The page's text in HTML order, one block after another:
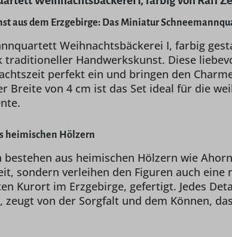
aus dem Erzgebirge: Das Miniatur
Weihnachtsbäckerei I, farbig
traditioneller Handwerkskunst. Diese
perfekt ein und bringen den
Breite von 4 cm ist das Set ideal für die
heimischen Hölzern
aus heimischen Hölzern wie
sondern verleihen den Figuren auch
Kurort im Erzgebirge, gefertigt. Jedes
von der Sorgfalt und dem Können,